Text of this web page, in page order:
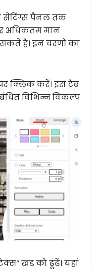
सेटिंग्स पैनल तक
अधिकतम मान
हैं। इन चरणों का
पर क्लिक करें। इस टैब
विभिन्न विकल्प
खंड को ढूंढें। यहां